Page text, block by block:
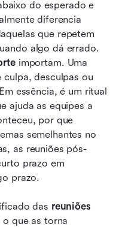
do esperado e
diferencia
que repetem
algo dá errado.
importam. Uma
desculpas ou
essência, é um ritual
ajuda as equipes a
por que
semelhantes no
as reuniões pós-
prazo em
prazo.
das reuniões
que as torna